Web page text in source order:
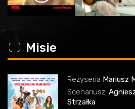
o Misie
Reżyseria Mariusz
Scenariusz:
Strzałka